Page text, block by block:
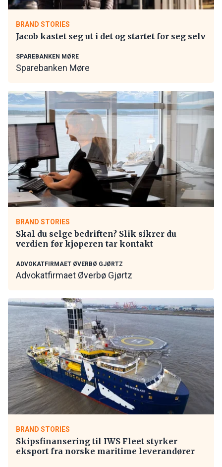
BRAND STORIES
Jacob kastet seg ut i det og startet for seg selv
SPAREBANKEN MØRE
Sparebanken Møre
BRAND STORIES
Skal du selge bedriften? Slik sikrer du
verdien før kjøperen tar kontakt
ADVOKATFIRMAET ØVERBØ GJØRTZ
Advokatfirmaet Øverbø Gjørtz
BRAND STORIES
Skipsfinansering til IWS Fleet styrker
eksport fra norske maritime leverandører